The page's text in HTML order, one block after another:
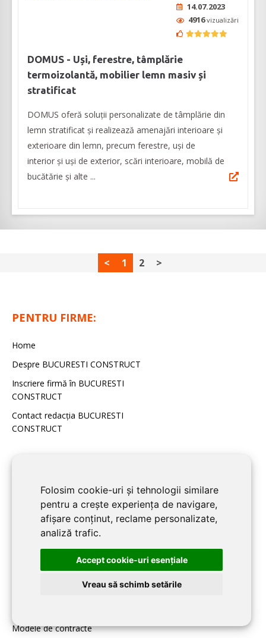
Folosim cookie-uri și tehnologii similare
pentru a crește experiența de navigare,
afișare conținut, reclame personalizate,
analiză trafic.
Accept cookie-uri esenţiale
Vreau să schimb setările
14.07.2023
4916vizualizări
DOMUS ­- Uși, ferestre, tâmplărie
termoizolantă, mobilier lemn masiv și
stratificat
DOMUS oferă soluții personalizate de tâmplărie din
lemn stratificat și realizează amenajări interioare și
exterioare din lemn, precum ferestre, uși de
interior și uși de exterior, scări interioare, mobilă de
bucătărie și alte ...
< 1 2 >
PENTRU FIRME:
Home
Despre BUCURESTI CONSTRUCT
Inscriere firmă în BUCURESTI
CONSTRUCT
Contact redacţia BUCURESTI
CONSTRUCT
Imobiliare
Modele de contracte